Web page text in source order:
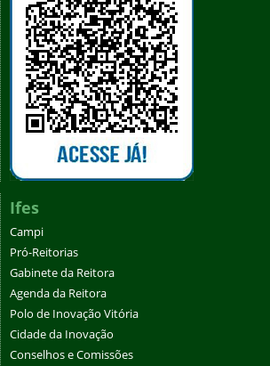
Ifes
Campi
Pró-Reitorias
Gabinete da Reitora
Agenda da Reitora
Polo de Inovação Vitória
Cidade da Inovação
Conselhos e Comissões